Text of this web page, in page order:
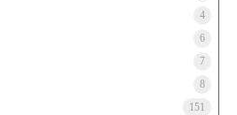
4
6
7
8
151